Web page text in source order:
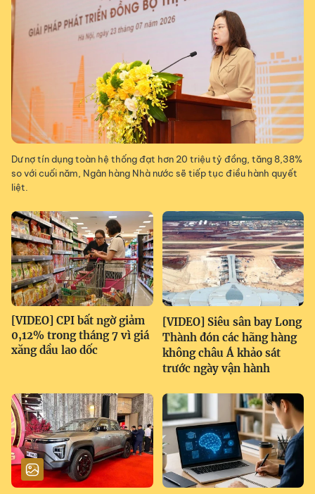
Dư nợ tín dụng toàn hệ thống đạt hơn 20 triệu tỷ đồng, tăng 8,38%
so với cuối năm, Ngân hàng Nhà nước sẽ tiếp tục điều hành quyết
liệt.
[VIDEO] CPI bất ngờ giảm
0,12% trong tháng 7 vì giá
xăng dầu lao dốc
[VIDEO] Siêu sân bay Long
Thành đón các hãng hàng
không châu Á khảo sát
trước ngày vận hành